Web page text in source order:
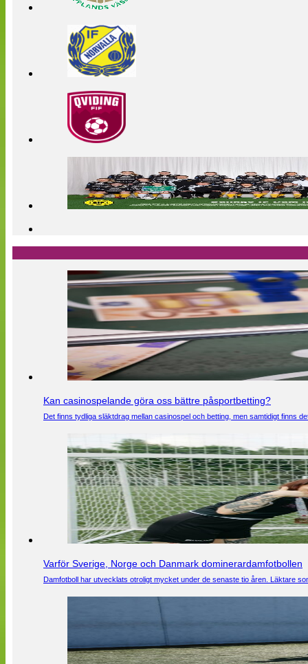
Kan casinospelande göra oss bättre påsportbetting?
Det finns tydliga släktdrag mellan casinospel och betting, men samtidigt finns
Varför Sverige, Norge och Danmark dominerardamfotbollen
Damfotboll har utvecklats otroligt mycket under de senaste tio åren. Läktare